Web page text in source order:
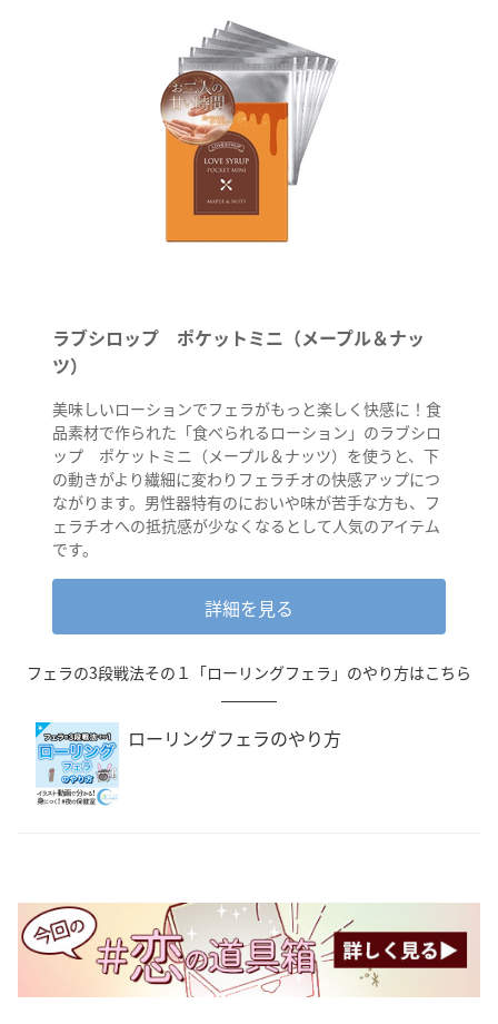
ラブシロップ ポケットミニ（メープル＆ナッ
ツ）
美味しいローションでフェラがもっと楽しく快感に！食
品素材で作られた「食べられるローション」のラブシロ
ップ ポケットミニ（メープル＆ナッツ）を使うと、下
の動きがより繊細に変わりフェラチオの快感アップにつ
ながります。男性器特有のにおいや味が苦手な方も、フ
ェラチオへの抵抗感が少なくなるとして人気のアイテム
です。
詳細を見る
フェラの3段戦法その１「ローリングフェラ」のやり方はこちら
ローリングフェラのやり方